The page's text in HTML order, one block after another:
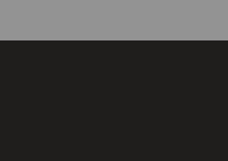
Milwaukee